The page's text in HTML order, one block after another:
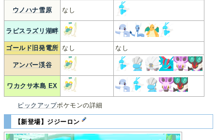
ウノハナ雪原 なし
ラピスラズリ湖畔
ゴールド旧発電所 なし なし
アンバー渓谷
ワカクサ本島 EX
ピックアップポケモンの詳細
【新登場】ジジーロン